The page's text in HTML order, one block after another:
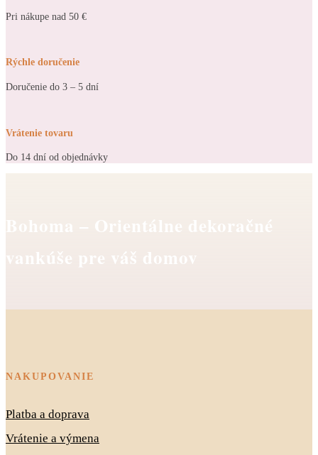
Pri nákupe nad 50 €
Rýchle doručenie
Doručenie do 3 – 5 dní
Vrátenie tovaru
Do 14 dní od objednávky
Bohoma – Orientálne dekoračné
vankúše pre váš domov
NAKUPOVANIE
Platba a doprava
Vrátenie a výmena